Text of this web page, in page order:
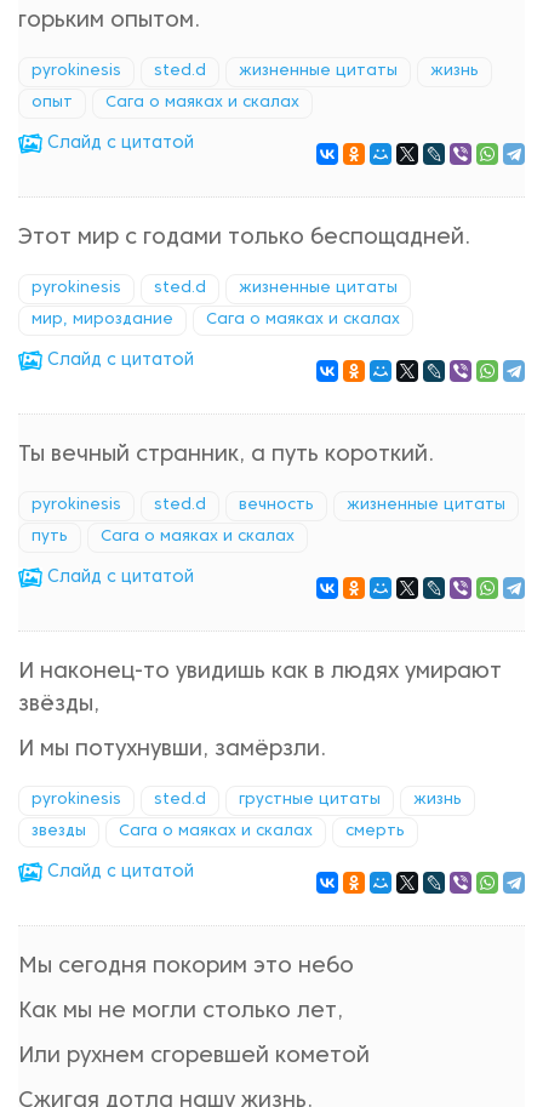
горьким опытом.
pyrokinesis sted.d жизненные цитаты жизнь
опыт Сага о маяках и скалах
Cлайд с цитатой
Этот мир с годами только беспощадней.
pyrokinesis sted.d жизненные цитаты
мир, мироздание Сага о маяках и скалах
Cлайд с цитатой
Ты вечный странник, а путь короткий.
pyrokinesis sted.d вечность жизненные цитаты
путь Сага о маяках и скалах
Cлайд с цитатой
И наконец-то увидишь как в людях умирают
звёзды,
И мы потухнувши, замёрзли.
pyrokinesis sted.d грустные цитаты жизнь
звезды Сага о маяках и скалах смерть
Cлайд с цитатой
Мы сегодня покорим это небо
Как мы не могли столько лет,
Или рухнем сгоревшей кометой
Сжигая дотла нашу жизнь.